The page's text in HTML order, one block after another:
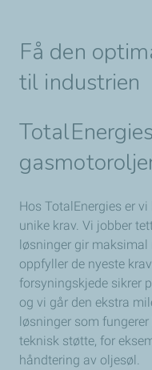
Få den
til industrien
Hos TotalEnergies er
unike krav. Vi jobber
løsninger gir
oppfyller de nyeste
forsyningskjede sikrer
og vi går den ekstra
løsninger som
teknisk støtte, for
håndtering av oljesøl.